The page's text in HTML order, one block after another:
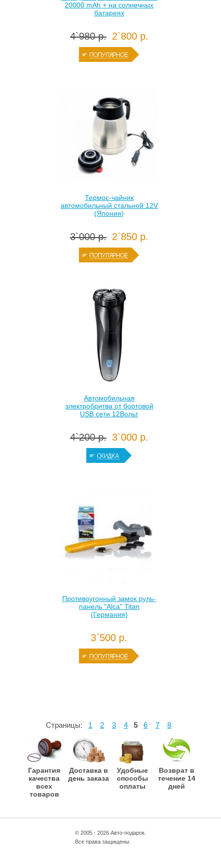
20000 mAh + на солнечных
батареях
4`980 р. 2`800 р.
Термос-чайник
автомобильный стальной 12V
(Япония)
3`000 р. 2`850 р.
Автомобильная
электробритва от бортовой
USB сети 12Вольт
4`200 р. 3`000 р.
Противоугонный замок руль-
панель "Alca" Titan
(Германия)
3`500 р.
Страницы: 1 2 3 4 5 6 7 8
Гарантия
качества
всех
товаров
Доставка в
день заказа
Удобные
способы
оплаты
Возврат в
течение 14
дней
© 2005 - 2026 Авто-подарок.
Все права защищены.